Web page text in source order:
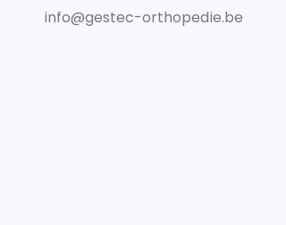
info@gestec-orthopedie.be